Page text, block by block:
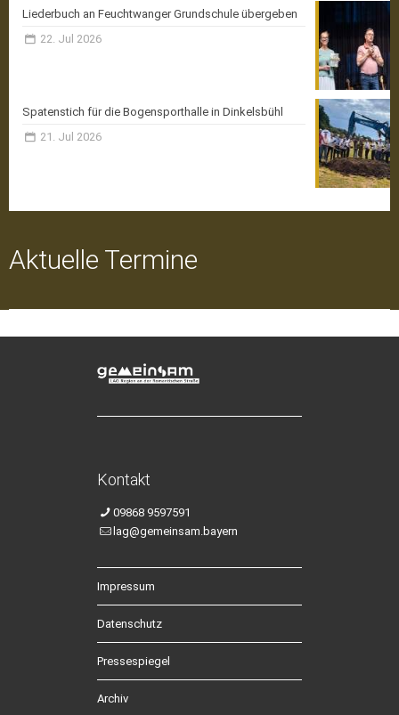
Liederbuch an Feuchtwanger Grundschule übergeben
22. Jul 2026
Spatenstich für die Bogensporthalle in Dinkelsbühl
21. Jul 2026
Aktuelle Termine
Kontakt
09868 9597591
lag@gemeinsam.bayern
Impressum
Datenschutz
Pressespiegel
Archiv